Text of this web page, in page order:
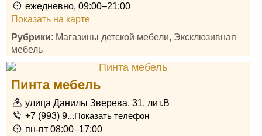
ежедневно, 09:00–21:00
Показать на карте
Рубрики: Магазины детской мебели, Эксклюзивная
мебель
Пинта мебель
улица Данилы Зверева, 31, лит.В
+7 (993) 9...Показать телефон
пн-пт 08:00–17:00